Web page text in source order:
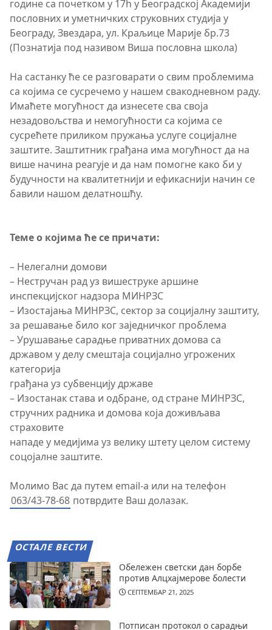
године са почетком у 17h у Београдској Академији
пословних и уметничких струковних студија у
Београду, Звездара, ул. Краљице Марије бр.73
(Познатија под називом Виша пословна школа)
На састанку ће се разговарати о свим проблемима
са којима се сусречемо у нашем свакодневном раду.
Имаћете могућност да изнесете сва своја
незадовољства и немогућности са којима се
сусрећете приликом пружања услуге социјалне
заштите. Заштитник грађана има могућност да на
више начина реагује и да нам помогне како би у
будучности на квалитетнији и ефикаснији начин се
бавили нашом делатношћу.
Теме о којима ће се причати:
– Нелегални домови
– Нестручан рад уз вишеструке аршине
инспекцијског надзора МИНРЗС
– Изостајања МИНРЗС, сектор за социјалну заштиту,
за решавање било ког заједничког проблема
– Урушавање сарадње приватних домова са
државом у делу смештаја социјално угрожених
категорија
грађана уз субвенцију државе
– Изостанак става и одбране, од стране МИНРЗС,
стручних радника и домова која доживљава
страховите
нападе у медијима уз велику штету целом систему
соцојалне заштите.
Молимо Вас да путем email-a или на телефон
063/43-78-68 потврдите Ваш долазак.
ОСТАЛЕ ВЕСТИ
Обележен светски дан борбе
против Алцхајмерове болести
СЕПТЕМБАР 21, 2025
Потписан протокол о сарадњи